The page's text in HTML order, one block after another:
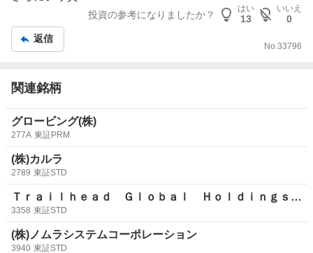
記
事
投資の参考になりましたか？
はい
13
いいえ
0
返信
No. 33796
関連銘柄
グロービング(株)
277A 東証PRM
(株)カルラ
2789 東証STD
Ｔｒａｉｌｈｅａｄ Ｇｌｏｂａｌ Ｈｏｌｄｉｎｇｓ(株)
3358 東証STD
(株)ノムラシステムコーポレーション
3940 東証STD